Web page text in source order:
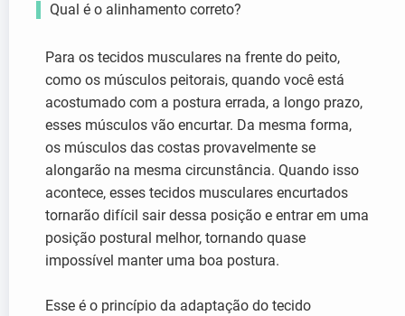
Qual é o alinhamento correto?
Para os tecidos musculares na frente do peito,
como os músculos peitorais, quando você está
acostumado com a postura errada, a longo prazo,
esses músculos vão encurtar. Da mesma forma,
os músculos das costas provavelmente se
alongarão na mesma circunstância. Quando isso
acontece, esses tecidos musculares encurtados
tornarão difícil sair dessa posição e entrar em uma
posição postural melhor, tornando quase
impossível manter uma boa postura.
Esse é o princípio da adaptação do tecido